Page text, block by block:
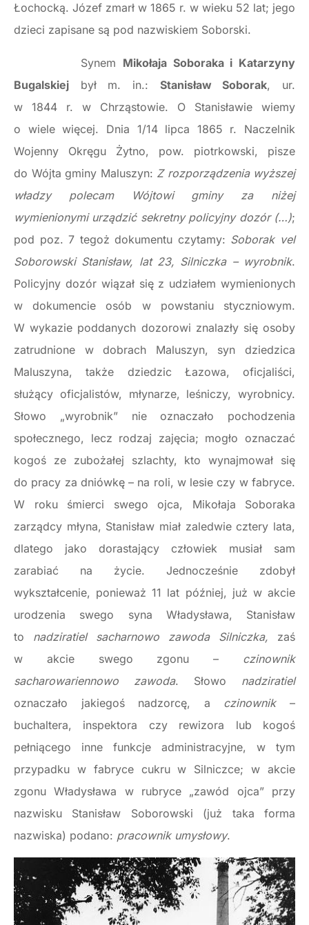
Łochocką. Józef zmarł w 1865 r. w wieku 52 lat; jego
dzieci zapisane są pod nazwiskiem Soborski.
Synem Mikołaja Soboraka i Katarzyny
Bugalskiej był m. in.: Stanisław Soborak, ur.
w 1844 r. w Chrząstowie. O Stanisławie wiemy
o wiele więcej. Dnia 1/14 lipca 1865 r. Naczelnik
Wojenny Okręgu Żytno, pow. piotrkowski, pisze
do Wójta gminy Maluszyn: Z rozporządzenia wyższej
władzy polecam Wójtowi gminy za niżej
wymienionymi urządzić sekretny policyjny dozór (…);
pod poz. 7 tegoż dokumentu czytamy: Soborak vel
Soborowski Stanisław, lat 23, Silniczka – wyrobnik.
Policyjny dozór wiązał się z udziałem wymienionych
w dokumencie osób w powstaniu styczniowym.
W wykazie poddanych dozorowi znalazły się osoby
zatrudnione w dobrach Maluszyn, syn dziedzica
Maluszyna, także dziedzic Łazowa, oficjaliści,
służący oficjalistów, młynarze, leśniczy, wyrobnicy.
Słowo „wyrobnik” nie oznaczało pochodzenia
społecznego, lecz rodzaj zajęcia; mogło oznaczać
kogoś ze zubożałej szlachty, kto wynajmował się
do pracy za dniówkę – na roli, w lesie czy w fabryce.
W roku śmierci swego ojca, Mikołaja Soboraka
zarządcy młyna, Stanisław miał zaledwie cztery lata,
dlatego jako dorastający człowiek musiał sam
zarabiać na życie. Jednocześnie zdobył
wykształcenie, ponieważ 11 lat później, już w akcie
urodzenia swego syna Władysława, Stanisław
to nadziratiel sacharnowo zawoda Silniczka, zaś
w akcie swego zgonu – czinownik
sacharowariennowo zawoda. Słowo nadziratiel
oznaczało jakiegoś nadzorcę, a czinownik–
buchaltera, inspektora czy rewizora lub kogoś
pełniącego inne funkcje administracyjne, w tym
przypadku w fabryce cukru w Silniczce; w akcie
zgonu Władysława w rubryce „zawód ojca” przy
nazwisku Stanisław Soborowski (już taka forma
nazwiska) podano: pracownik umysłowy.